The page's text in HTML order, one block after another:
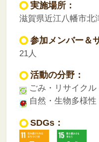
実施場所：
滋賀県近江八幡市北
参加メンバー＆
21人
活動の分野：
ごみ・リサイクル
自然・生物多様性
SDGs：